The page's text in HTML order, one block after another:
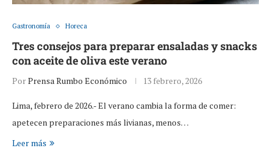
Gastronomía Horeca
Tres consejos para preparar ensaladas y snacks
con aceite de oliva este verano
PorPrensa Rumbo Económico 13 febrero, 2026
Lima, febrero de 2026.- El verano cambia la forma de comer:
apetecen preparaciones más livianas, menos…
Leer más